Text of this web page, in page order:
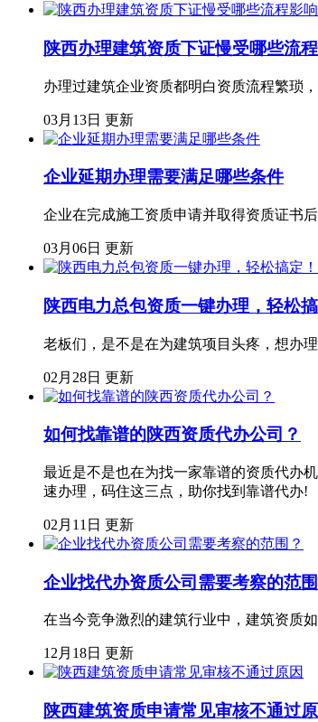
陕西办理建筑资质下证慢受哪些流
办理过建筑企业资质都明白资质流程繁琐
03月13日 更新
企业延期办理需要满足哪些条件
企业在完成施工资质申请并取得资质证书
03月06日 更新
陕西电力总包资质一键办理，轻松搞
老板们，是不是在为建筑项目头疼，想办
02月28日 更新
如何找靠谱的陕西资质代办公司？
最近是不是也在为找一家靠谱的资质代办
速办理，码住这三点，助你找到靠谱代办!
02月11日 更新
企业找代办资质公司需要考察的范围
在当今竞争激烈的建筑行业中，建筑资质
12月18日 更新
陕西建筑资质申请常见审核不通过